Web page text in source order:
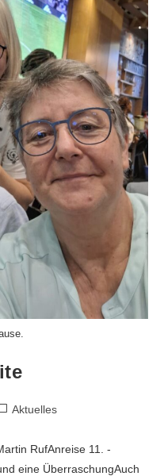
Aktuelles
RufAnreise 11. -
eine ÜberraschungAuch